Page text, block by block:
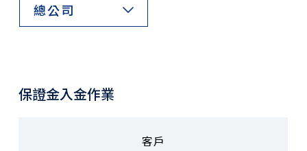
總公司
保證金入金作業
客戶